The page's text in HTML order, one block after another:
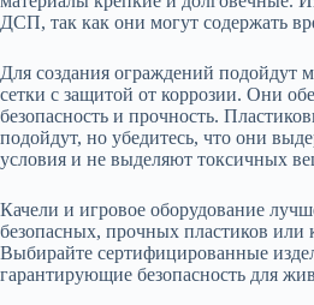
ДСП, так как они могут содержать
Для создания ограждений подойдут
сетки с защитой от коррозии. Они
безопасность и прочность.
подойдут, но убедитесь, что они
условия и не выделяют токсичных
Качели и игровое оборудование
безопасных, прочных пластиков или
Выбирайте сертифицированные
гарантирующие безопасность для